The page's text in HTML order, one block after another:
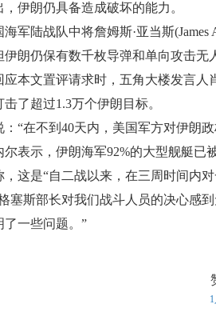
，伊朗仍具备造成破坏的能力。
陆战队中将詹姆斯·亚当斯(James
伊朗仍保有数千枚导弹和单向攻击
文置评请求时，五角大楼发言人肖
击了超过1.3万个伊朗目标。
在不到40天内，美国军方对伊朗政
示，伊朗海军92%的大型舰艇已被
是“自二战以来，在三周时间内对
塞斯部长对我们战斗人员的决心感
了一些问题。”